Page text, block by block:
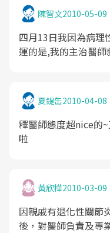
陳智文2010-05-09
四月13日我因為病理
運的是,我的主治醫
骨骼掃描,和核磁共
專業,我想我右腳應
總作最後的治療,儘管
非常感謝釋醫師和亞
好治療的堅持,你的
心,健康,喜樂 剛從榮
療FANS敬上
夏鍉缶2010-04-08
釋醫師態度超nice的
啦
黃欣樺2010-03-09
因親戚有退化性關節
後，對醫師負責及專